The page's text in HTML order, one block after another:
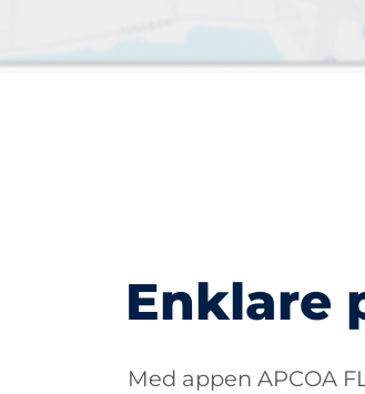
Enklare
Med appen APCOA